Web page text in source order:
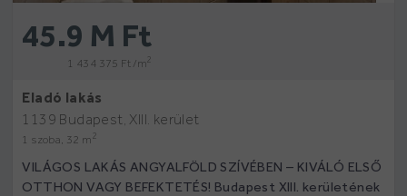
45.9 M Ft
1 434 375 Ft /m2
Eladó lakás
1139 Budapest, XIII. kerület
1 szoba, 32 m2
VILÁGOS LAKÁS ANGYALFÖLD SZÍVÉBEN – KIVÁLÓ ELSŐ
OTTHON VAGY BEFEKTETÉS! Budapest XIII. kerületének